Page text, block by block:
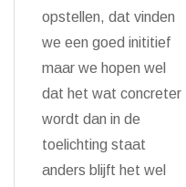
opstellen, dat vinden
we een goed inititief
maar we hopen wel
dat het wat concreter
wordt dan in de
toelichting staat
anders blijft het wel